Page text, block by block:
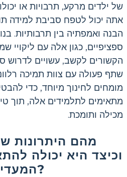
של ילדים מרקע, תרבויות או
אתה יכול לטפח סביבת למידה
הבנה ואמפתיה בין תרבותיות.
ספציפיים, כגון אלה עם ליקויי
הקשורים לקשב, עשויים לדרוש
שתף פעולה עם צוות תמיכה
מומחים לחינוך מיוחד, כדי
מתאימים לתלמידים אלה, תוך
מכילה ותומכת.
מהם היתרונות
וכיצד היא יכולה
המעדיפים לעבוד לבד?